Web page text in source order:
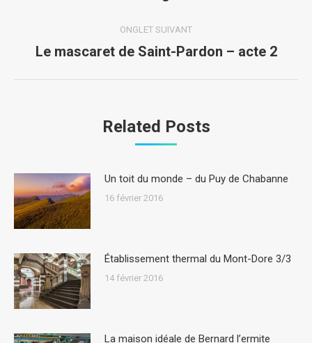
commentaireONGLET SUIVANT
Onglet
Le mascaret de Saint-Pardon – acte 2
Related Posts
Un toit du monde – du Puy de Chabanne
16 février 2016
Établissement thermal du Mont-Dore 3/3
14 février 2016
La maison idéale de Bernard l’ermite